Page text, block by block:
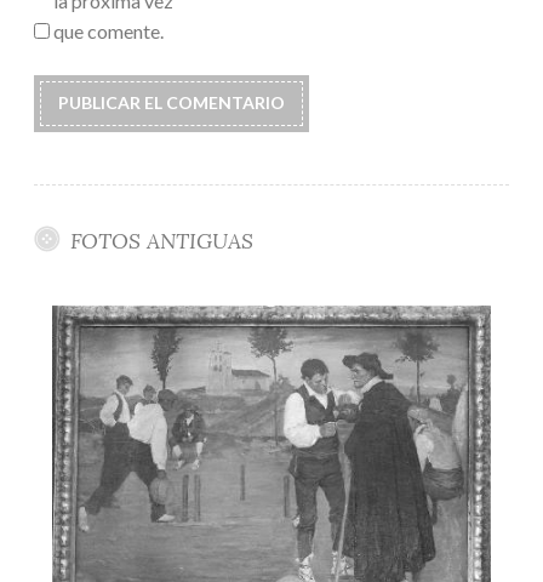
que comente.
FOTOS ANTIGUAS